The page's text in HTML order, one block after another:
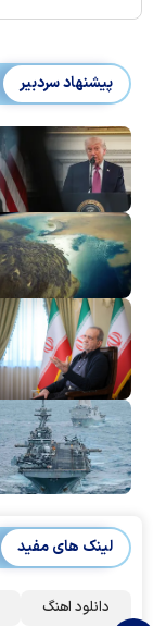
پیشنهاد سردبیر
لینک های مفید
دانلود اهنگ